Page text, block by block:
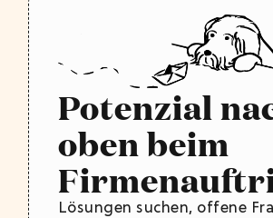
Potenzial
oben beim
Lösungen suchen, offene